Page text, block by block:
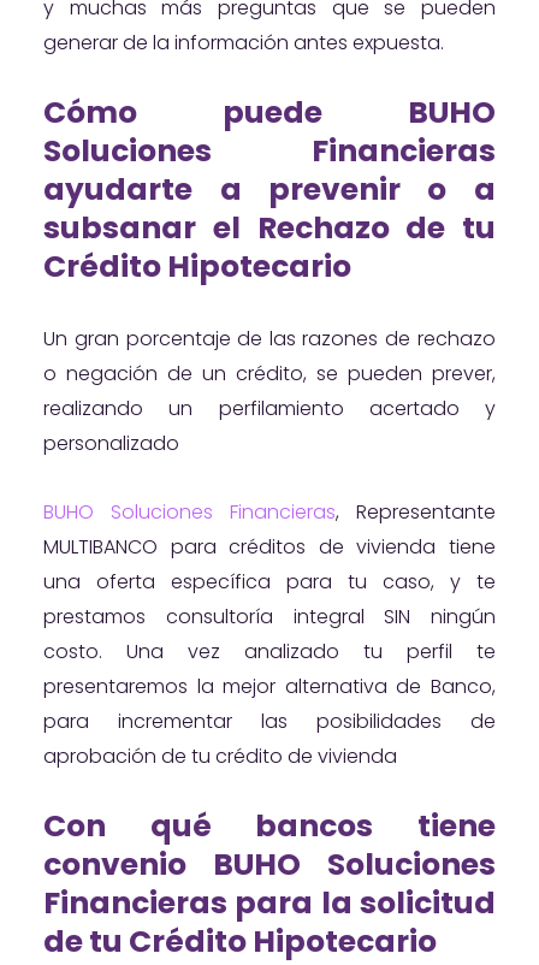
y muchas más preguntas que se pueden
generar de la información antes expuesta.
Cómo puede BUHO
Soluciones Financieras
ayudarte a prevenir o a
subsanar el Rechazo de tu
Crédito Hipotecario
Un gran porcentaje de las razones de rechazo
o negación de un crédito, se pueden prever,
realizando un perfilamiento acertado y
personalizado
BUHO Soluciones Financieras, Representante
MULTIBANCO para créditos de vivienda tiene
una oferta específica para tu caso, y te
prestamos consultoría integral SIN ningún
costo. Una vez analizado tu perfil te
presentaremos la mejor alternativa de Banco,
para incrementar las posibilidades de
aprobación de tu crédito de vivienda
Con qué bancos tiene
convenio BUHO Soluciones
Financieras para la solicitud
de tu Crédito Hipotecario